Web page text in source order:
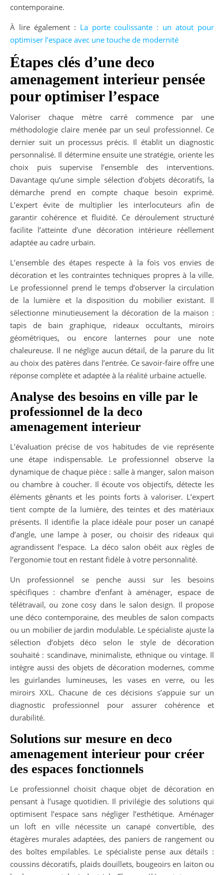
contemporaine.
À lire également : La porte coulissante : un atout pour
optimiser l’espace avec une touche de modernité
Étapes clés d’une deco
amenagement interieur pensée
pour optimiser l’espace
Valoriser chaque mètre carré commence par une
méthodologie claire menée par un seul professionnel. Ce
dernier suit un processus précis. Il établit un diagnostic
personnalisé. Il détermine ensuite une stratégie, oriente les
choix puis supervise l’ensemble des interventions.
Davantage qu’une simple sélection d’objets décoratifs, la
démarche prend en compte chaque besoin exprimé.
L’expert évite de multiplier les interlocuteurs afin de
garantir cohérence et fluidité. Ce déroulement structuré
facilite l’atteinte d’une décoration intérieure réellement
adaptée au cadre urbain.
L’ensemble des étapes respecte à la fois vos envies de
décoration et les contraintes techniques propres à la ville.
Le professionnel prend le temps d’observer la circulation
de la lumière et la disposition du mobilier existant. Il
sélectionne minutieusement la décoration de la maison :
tapis de bain graphique, rideaux occultants, miroirs
géométriques, ou encore lanternes pour une note
chaleureuse. Il ne néglige aucun détail, de la parure du lit
au choix des patères dans l’entrée. Ce savoir-faire offre une
réponse complète et adaptée à la réalité urbaine actuelle.
Analyse des besoins en ville par le
professionnel de la deco
amenagement interieur
L’évaluation précise de vos habitudes de vie représente
une étape indispensable. Le professionnel observe la
dynamique de chaque pièce : salle à manger, salon maison
ou chambre à coucher. Il écoute vos objectifs, détecte les
éléments gênants et les points forts à valoriser. L’expert
tient compte de la lumière, des teintes et des matériaux
présents. Il identifie la place idéale pour poser un canapé
d’angle, une lampe à poser, ou choisir des rideaux qui
agrandissent l’espace. La déco salon obéit aux règles de
l’ergonomie tout en restant fidèle à votre personnalité.
Un professionnel se penche aussi sur les besoins
spécifiques : chambre d’enfant à aménager, espace de
télétravail, ou zone cosy dans le salon design. Il propose
une déco contemporaine, des meubles de salon compacts
ou un mobilier de jardin modulable. Le spécialiste ajuste la
sélection d’objets déco selon le style de décoration
souhaité : scandinave, minimaliste, ethnique ou vintage. Il
intègre aussi des objets de décoration modernes, comme
les guirlandes lumineuses, les vases en verre, ou les
miroirs XXL. Chacune de ces décisions s’appuie sur un
diagnostic professionnel pour assurer cohérence et
durabilité.
Solutions sur mesure en deco
amenagement interieur pour créer
des espaces fonctionnels
Le professionnel choisit chaque objet de décoration en
pensant à l’usage quotidien. Il privilégie des solutions qui
optimisent l’espace sans négliger l’esthétique. Aménager
un loft en ville nécessite un canapé convertible, des
étagères murales adaptées, des paniers de rangement ou
des boîtes empilables. Le spécialiste pense aux détails :
coussins décoratifs, plaids douillets, bougeoirs en laiton ou